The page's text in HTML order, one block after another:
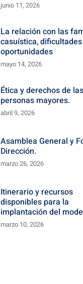
junio 11, 2026
La relación con las
casuística,
oportunidades
mayo 14, 2026
Ética y derechos de las
personas mayores.
abril 9, 2026
Asamblea General y
Dirección.
marzo 26, 2026
Itinerario y recursos
disponibles para la
implantación del
marzo 10, 2026